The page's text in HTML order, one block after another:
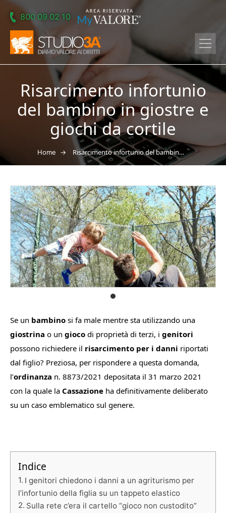
Skip to main content
800 09 02 10
Risarcimento infortunio
del bambino in giostre e
giochi da cortile
Home → Risarcimento infortunio del bambino in giostre e giochi da cortile
Se un bambino si fa male mentre sta utilizzando una
giostrina o un gioco di proprietà di terzi, i genitori
possono richiedere il risarcimento per i danni riportati
dal figlio? Preziosa, per rispondere a questa domanda,
l’ordinanza n. 8873/2021 depositata il 31 marzo 2021
con la quale la Cassazione ha definitivamente deliberato
su un caso emblematico sul genere.
Indice
I genitori chiedono i danni a un agriturismo per
l’infortunio della figlia su un tappeto elastico
Sulla rete c’era il cartello “gioco non custodito”